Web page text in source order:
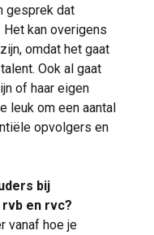
gesprek dat
kan overigens
omdat het gaat
Ook al gaat
of haar eigen
leuk om een aantal
opvolgers en
bij
en rvc?
vanaf hoe je